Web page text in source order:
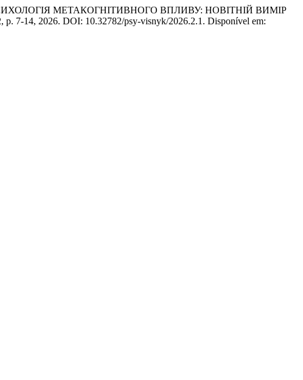
МЕТАКОГНІТИВНОГО ВПЛИВУ: НОВІТНІЙ ВИМІР
p. 7-14, 2026. DOI: 10.32782/psy-visnyk/2026.2.1. Disponível em: